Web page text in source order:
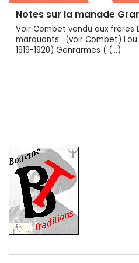
Notes sur la manade
Voir Combet vendu aux frères
marquants : (voir Combet)
1919-1920) Genrarmes ( (…)